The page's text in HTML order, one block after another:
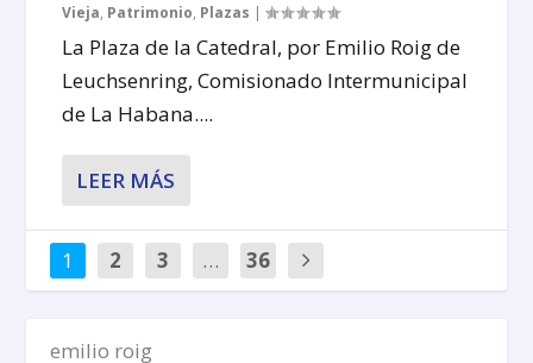
Vieja, Patrimonio, Plazas |
La Plaza de la Catedral, por Emilio Roig de
Leuchsenring, Comisionado Intermunicipal
de La Habana....
LEER MÁS
1 2 3 … 36